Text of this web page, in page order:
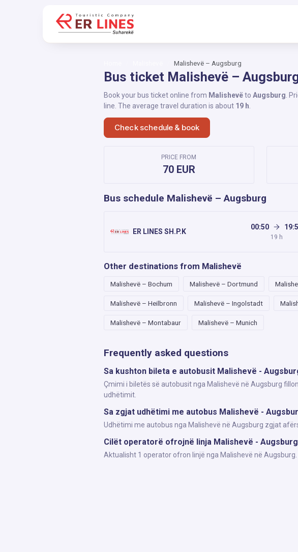
Malishevë – Augsburg
Bus ticket Malishevë –
Book your bus ticket online from Malishevëto Augsburg .
line. The average travel duration is about 19 h
Check schedule & book
PRICE FROM
70 EUR
Bus schedule Malishevë – Augsburg
ER LINES SH.P.K
00:50
19 h
Other destinations from Malishevë
Malishevë – Bochum Malishevë – Dortmund
Malishevë – Heilbronn Malishevë – Ingolstadt
Malishevë – Montabaur Malishevë – Munich
Frequently asked questions
Sa kushton bileta e autobusit Malishevë -
Çmimi i biletës së autobusit nga Malishevë në Augsburg
udhëtimit.
Sa zgjat udhëtimi me autobus Malishevë -
Udhëtimi me autobus nga Malishevë në Augsburg zgjat
Cilët operatorë ofrojnë linja Malishevë -
Aktualisht 1 operator ofron linjë nga Malishevë në